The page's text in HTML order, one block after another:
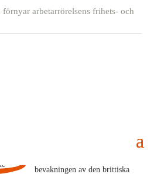
arbetarrörelsens frihets- och
bevakningen av den brittiska